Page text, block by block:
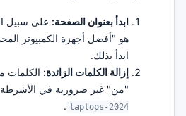
ابدأ بعنوان الصفحة: على سبيل
ابدأ بذلك.
إزالة الكلمات الزائدة: الكلمات
"من" غير ضرورية في الأشرطة.
laptops-2024
.